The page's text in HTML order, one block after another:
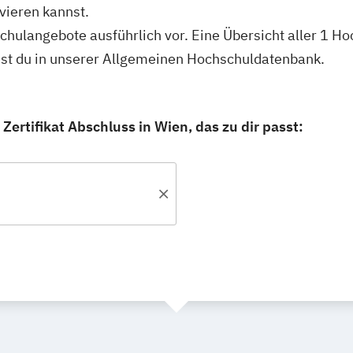
kannst.
ausführlich vor. Eine Übersicht aller 1
du in unserer Allgemeinen Hochschuldatenbank.
Abschluss in Wien, das zu dir passt: